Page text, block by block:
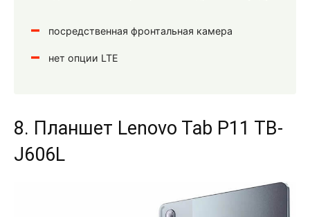
посредственная фронтальная камера
нет опции LTE
8. Планшет Lenovo Tab P11 TB-
J606L